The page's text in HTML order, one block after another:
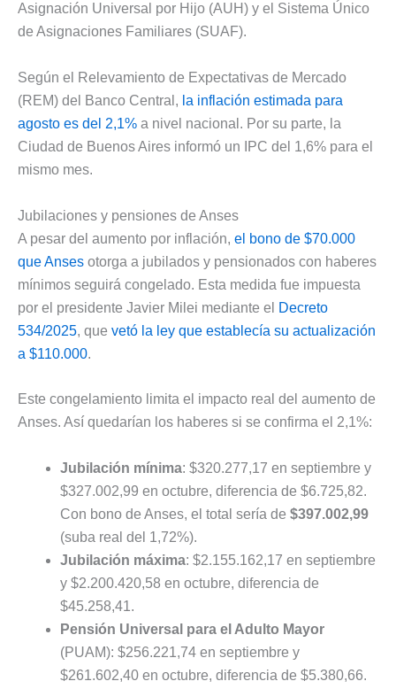
Asignación Universal por Hijo (AUH) y el Sistema Único
de Asignaciones Familiares (SUAF).
Según el Relevamiento de Expectativas de Mercado
(REM) del Banco Central, la inflación estimada para
agosto es del 2,1% a nivel nacional. Por su parte, la
Ciudad de Buenos Aires informó un IPC del 1,6% para el
mismo mes.
Jubilaciones y pensiones de Anses
A pesar del aumento por inflación, el bono de $70.000
que Anses otorga a jubilados y pensionados con haberes
mínimos seguirá congelado. Esta medida fue impuesta
por el presidente Javier Milei mediante el
Decreto
534/2025, que vetó la ley que establecía su actualización
a $110.000.
Este congelamiento limita el impacto real del aumento de
Anses. Así quedarían los haberes si se confirma el 2,1%:
Jubilación mínima: $320.277,17 en septiembre y
$327.002,99 en octubre, diferencia de $6.725,82.
Con bono de Anses, el total sería de $397.002,99
(suba real del 1,72%).
Jubilación máxima: $2.155.162,17 en septiembre
y $2.200.420,58 en octubre, diferencia de
$45.258,41.
Pensión Universal para el Adulto Mayor
(PUAM): $256.221,74 en septiembre y
$261.602,40 en octubre, diferencia de $5.380,66.